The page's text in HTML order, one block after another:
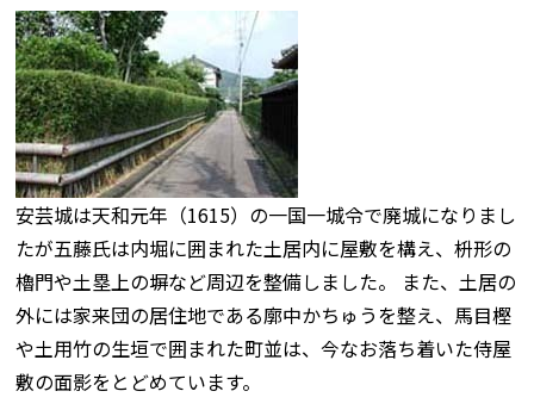
安芸城は天和元年（1615）の一国一城令で廃城になりまし
たが五藤氏は内堀に囲まれた土居内に屋敷を構え、枡形の
櫓門や土塁上の塀など周辺を整備しました。 また、土居の
外には家来団の居住地である廓中かちゅうを整え、馬目樫
や土用竹の生垣で囲まれた町並は、今なお落ち着いた侍屋
敷の面影をとどめています。